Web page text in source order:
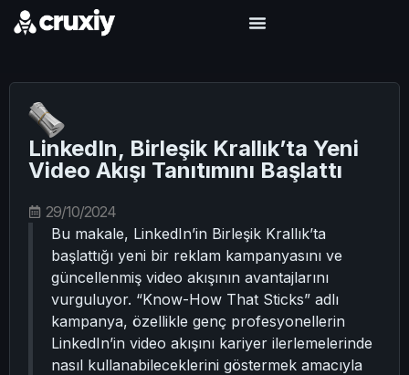
LinkedIn, Birleşik Krallık’ta Yeni
Video Akışı Tanıtımını Başlattı
29/10/2024
Bu makale, LinkedIn’in Birleşik Krallık’ta
başlattığı yeni bir reklam kampanyasını ve
güncellenmiş video akışının avantajlarını
vurguluyor. “Know-How That Sticks” adlı
kampanya, özellikle genç profesyonellerin
LinkedIn’in video akışını kariyer ilerlemelerinde
nasıl kullanabileceklerini göstermek amacıyla